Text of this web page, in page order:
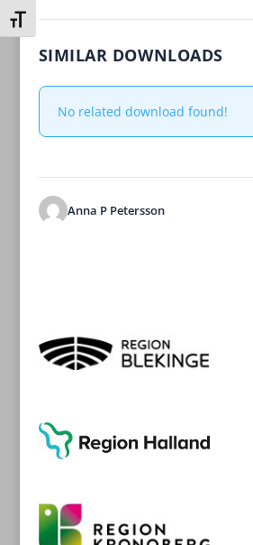
Slå på/av textstorlek
SIMILAR DOWNLOADS
No related download found!
Anna P Petersson